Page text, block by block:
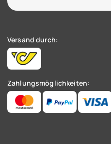
Versand durch:
Zahlungsmöglichkeiten: